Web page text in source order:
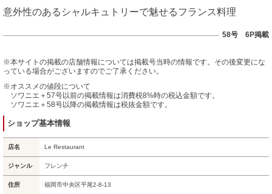
意外性のあるシャルキュトリーで魅せるフランス料理
58号 6P掲載
※本サイトの掲載の店舗情報については掲載号当時の情報です。その後変更にな
っている場合がございますのでご了承ください。
※オススメの値段について
ソワニエ＋57号以前の掲載情報は消費税8%時の税込金額です。
ソワニエ＋58号以降の掲載情報は税抜金額です。
ショップ基本情報
店名 Le Restaurant
ジャンル フレンチ
住所 福岡市中央区平尾2-8-13